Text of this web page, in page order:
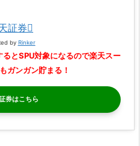
証券
by Rinker
とSPU対象になるので楽天スー
ガンガン貯まる！
券